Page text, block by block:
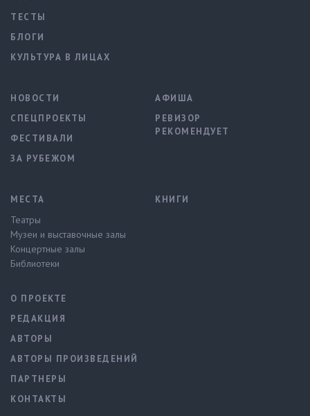
ТЕСТЫ
БЛОГИ
КУЛЬТУРА В ЛИЦАХ
НОВОСТИ
СПЕЦПРОЕКТЫ
ФЕСТИВАЛИ
ЗА РУБЕЖОМ
АФИША
РЕВИЗОР
РЕКОМЕНДУЕТ
МЕСТА
Театры
Музеи и выставочные залы
Концертные залы
Библиотеки
КНИГИ
О ПРОЕКТЕ
РЕДАКЦИЯ
АВТОРЫ
АВТОРЫ ПРОИЗВЕДЕНИЙ
ПАРТНЕРЫ
КОНТАКТЫ